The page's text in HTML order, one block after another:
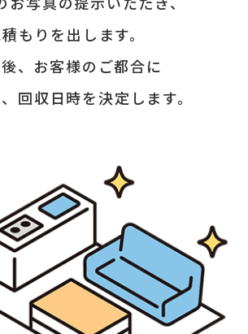
もりを出します。
、お客様のご都合に
回収日時を決定します。